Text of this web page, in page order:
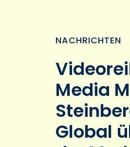
NACHRICHTEN
Media
Global